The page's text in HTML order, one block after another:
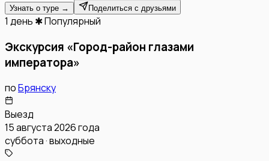
Узнать о туре → Поделиться с друзьями
1 день ✱ Популярный
Экскурсия «Город-район глазами
императора»
поБрянску
Выезд
15 августа 2026 года
суббота · выходные